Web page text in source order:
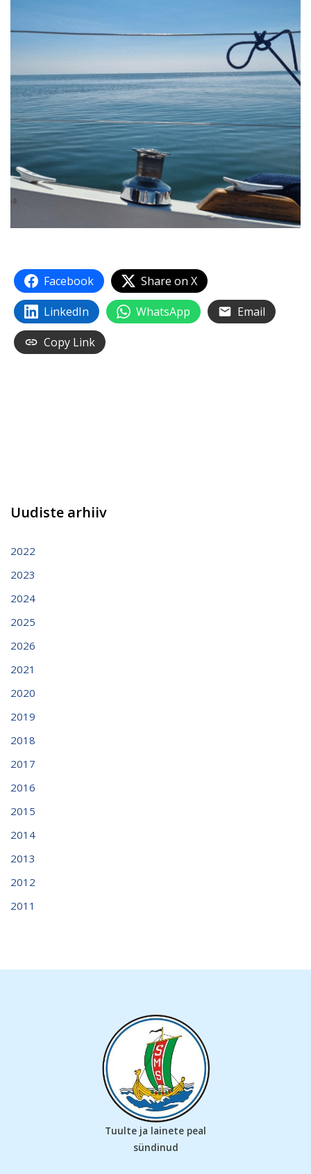
Facebook
Share on X
LinkedIn
WhatsApp
Email
Copy Link
Uudiste arhiiv
2022
2023
2024
2025
2026
2021
2020
2019
2018
2017
2016
2015
2014
2013
2012
2011
Tuulte ja lainete peal
sündinud